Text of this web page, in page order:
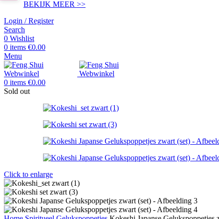
BEKIJK MEER >>
Login / Register
Search
0 Wishlist
0 items €0.00
Menu
0 items €0.00
Sold out
Click to enlarge